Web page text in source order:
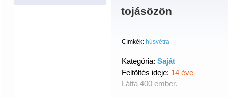
tojásözön
Címkék: húsvétra
Kategória: Saját
Feltöltés ideje: 14 éve
Látta 400 ember.